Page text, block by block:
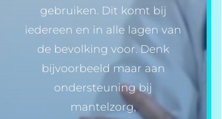
gebruiken. Dit komt bij
iedereen en in alle lagen van
de bevolking voor. Denk
bijvoorbeeld maar aan
ondersteuning bij
mantelzorg,